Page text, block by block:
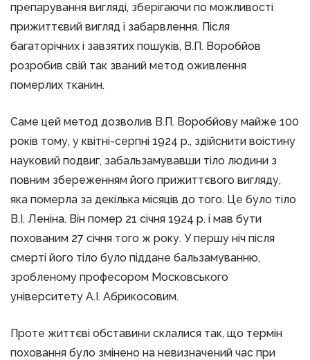
препарування вигляді, зберігаючи по можливості
прижиттєвий вигляд і забарвлення. Після
багаторічних і завзятих пошуків, В.П. Воробйов
розробив свій так званий метод оживлення
померлих тканин.
Саме цей метод дозволив В.П. Воробйову майже 100
років тому, у квітні-серпні 1924 р., здійснити воістину
науковий подвиг, забальзамувавши тіло людини з
повним збереженням його прижиттєвого вигляду,
яка померла за декілька місяців до того. Це було тіло
В.І. Леніна. Він помер 21 січня 1924 р. і мав бути
похованим 27 січня того ж року. У першу ніч після
смерті його тіло було піддане бальзамуванню,
зробленому професором Московського
університету А.І. Абрикосовим.
Проте життєві обставини склалися так, що термін
поховання було змінено на невизначений час при